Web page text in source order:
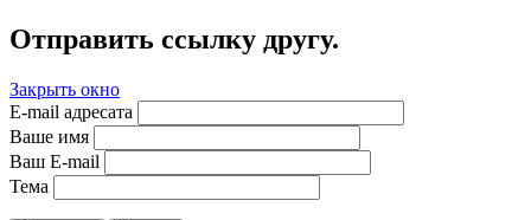
Отправить ссылку другу.
Закрыть окно
E-mail адресата
Ваше имя
Ваш E-mail
Тема